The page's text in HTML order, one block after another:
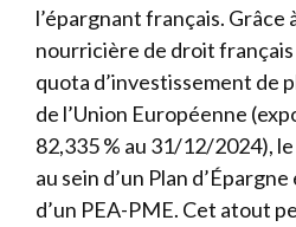
l’épargnant français. Grâce
nourricière de droit
quota d’investissement de
de l’Union Européenne
82,335 % au 31/12/2024),
au sein d’un Plan
d’un PEA-PME. Cet atout